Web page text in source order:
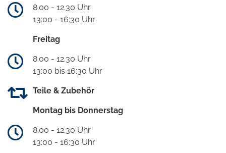
8.00 - 12.30 Uhr
13:00 - 16:30 Uhr
Freitag
8.00 - 12.30 Uhr
13:00 bis 16:30 Uhr
Teile & Zubehör
Montag bis Donnerstag
8.00 - 12.30 Uhr
13:00 - 16:30 Uhr